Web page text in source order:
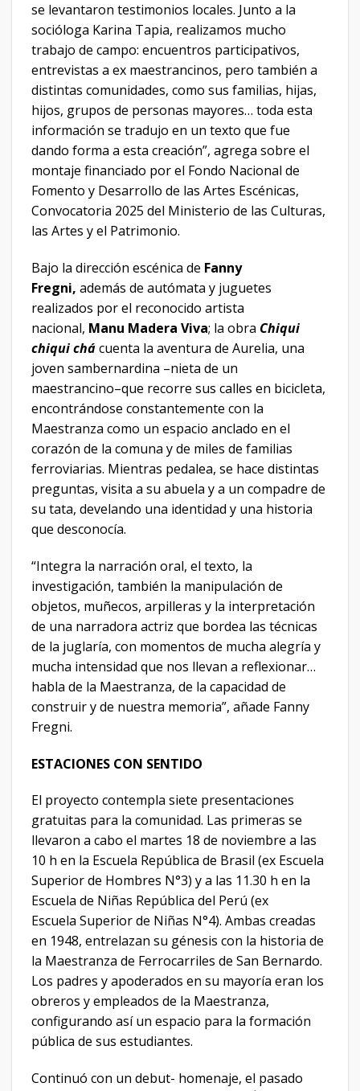
se levantaron testimonios locales. Junto a la
socióloga Karina Tapia, realizamos mucho
trabajo de campo: encuentros participativos,
entrevistas a ex maestrancinos, pero también a
distintas comunidades, como sus familias, hijas,
hijos, grupos de personas mayores… toda esta
información se tradujo en un texto que fue
dando forma a esta creación”, agrega sobre el
montaje financiado por el Fondo Nacional de
Fomento y Desarrollo de las Artes Escénicas,
Convocatoria 2025 del Ministerio de las Culturas,
las Artes y el Patrimonio.
Bajo la dirección escénica de Fanny
Fregni, además de autómata y juguetes
realizados por el reconocido artista
nacional, Manu Madera Viva; la obra Chiqui
chiqui chácuenta la aventura de Aurelia, una
joven sambernardina –nieta de un
maestrancino–que recorre sus calles en bicicleta,
encontrándose constantemente con la
Maestranza como un espacio anclado en el
corazón de la comuna y de miles de familias
ferroviarias. Mientras pedalea, se hace distintas
preguntas, visita a su abuela y a un compadre de
su tata, develando una identidad y una historia
que desconocía.
“Integra la narración oral, el texto, la
investigación, también la manipulación de
objetos, muñecos, arpilleras y la interpretación
de una narradora actriz que bordea las técnicas
de la juglaría, con momentos de mucha alegría y
mucha intensidad que nos llevan a reflexionar…
habla de la Maestranza, de la capacidad de
construir y de nuestra memoria”, añade Fanny
Fregni.
ESTACIONES CON SENTIDO
El proyecto contempla siete presentaciones
gratuitas para la comunidad. Las primeras se
llevaron a cabo el martes 18 de noviembre a las
10 h en la Escuela República de Brasil (ex Escuela
Superior de Hombres N°3) y a las 11.30 h en la
Escuela de Niñas República del Perú (ex
Escuela Superior de Niñas N°4). Ambas creadas
en 1948, entrelazan su génesis con la historia de
la Maestranza de Ferrocarriles de San Bernardo.
Los padres y apoderados en su mayoría eran los
obreros y empleados de la Maestranza,
configurando así un espacio para la formación
pública de sus estudiantes.
Continuó con un debut- homenaje, el pasado